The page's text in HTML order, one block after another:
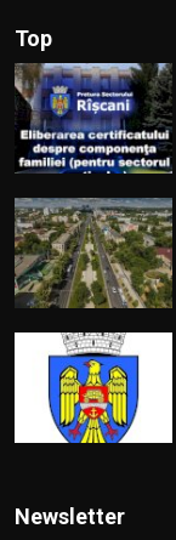
Top
Newsletter